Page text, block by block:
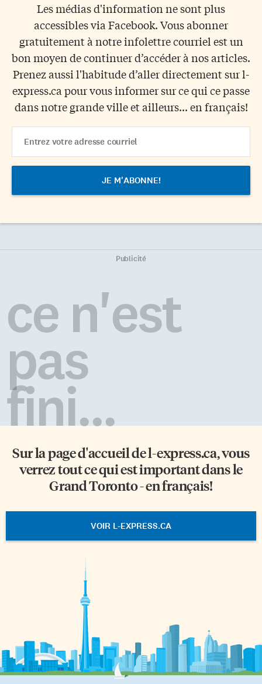
Les médias d'information ne sont plus
accessibles via Facebook. Vous abonner
gratuitement à notre infolettre courriel est un
bon moyen de continuer d’accéder à nos articles.
Prenez aussi l'habitude d’aller directement sur l-
express.ca pour vous informer sur ce qui ce passe
dans notre grande ville et ailleurs... en français!
Address
Publicité
ce n'est
pas
fini...
Sur la page d'accueil del-express.ca, vous
verrez tout ce qui est important dans le
Grand Toronto - en français!
VOIR L-EXPRESS.CA